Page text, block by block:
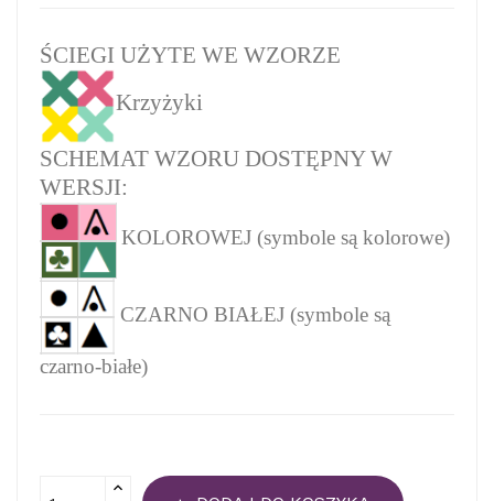
ŚCIEGI UŻYTE WE WZORZE
Krzyżyki
SCHEMAT WZORU DOSTĘPNY W
WERSJI:
KOLOROWEJ (symbole są kolorowe)
CZARNO BIAŁEJ (symbole są
czarno-białe)